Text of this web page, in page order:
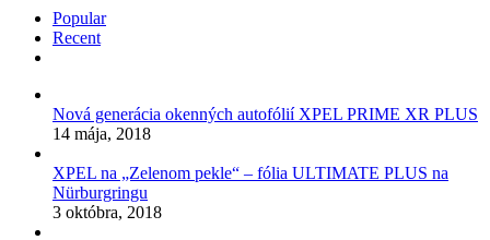
Popular
Recent
Nová generácia okenných autofólií XPEL PRIME XR PLUS
14 mája, 2018
XPEL na „Zelenom pekle“ – fólia ULTIMATE PLUS na
Nürburgringu
3 októbra, 2018